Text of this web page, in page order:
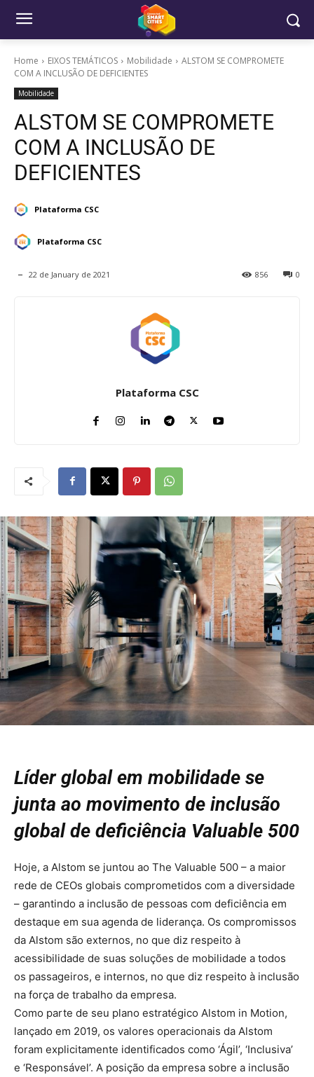
Home EIXOS TEMÁTICOS Mobilidade
ALSTOM SE COMPROMETE
COM A INCLUSÃO DE DEFICIENTES
Mobilidade
ALSTOM SE COMPROMETE
COM A INCLUSÃO DE
DEFICIENTES
Plataforma CSC
Plataforma CSC
22 de January de 2021 0
856
Plataforma CSC
Líder global em mobilidade se
junta ao movimento de inclusão
global de deficiência Valuable 500
Hoje, a Alstom se juntou ao The Valuable 500 – a maior
rede de CEOs globais comprometidos com a diversidade
– garantindo a inclusão de pessoas com deficiência em
destaque em sua agenda de liderança. Os compromissos
da Alstom são externos, no que diz respeito à
acessibilidade de suas soluções de mobilidade a todos
os passageiros, e internos, no que diz respeito à inclusão
na força de trabalho da empresa.
Como parte de seu plano estratégico Alstom in Motion,
lançado em 2019, os valores operacionais da Alstom
foram explicitamente identificados como ‘Ágil’, ‘Inclusiva’
e ‘Responsável’. A posição da empresa sobre a inclusão